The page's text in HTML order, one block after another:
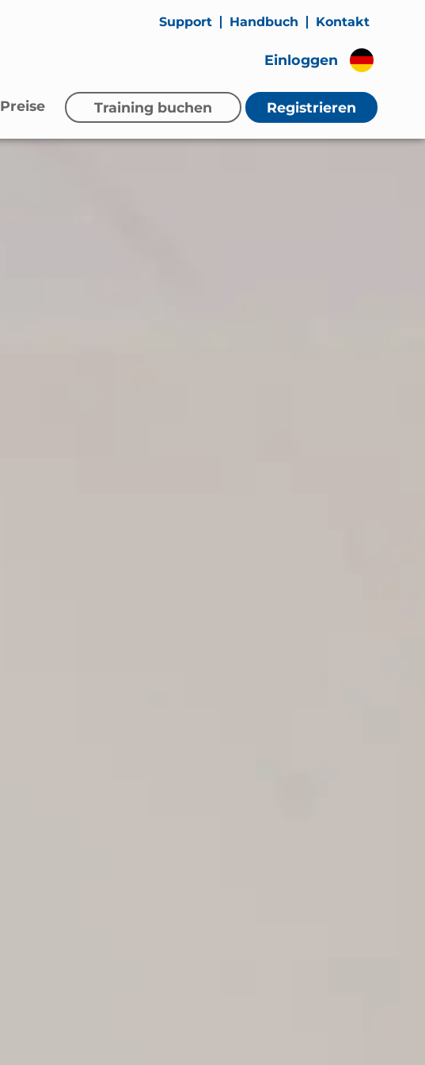
Support Handbuch Kontakt
Einloggen
Preise Registrieren
Training buchen